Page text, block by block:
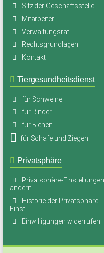
Sitz der Geschäftsstelle
Mitarbeiter
Verwaltungsrat
Rechtsgrundlagen
Kontakt
Tiergesundheitsdienst
für Schweine
für Rinder
für Bienen
für Schafe und Ziegen
Privatsphäre
Privatsphäre-Einstellungen
ändern
Historie der Privatsphäre-
Einst.
Einwilligungen widerrufen